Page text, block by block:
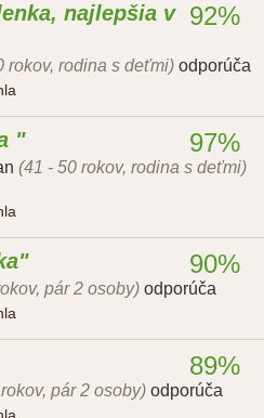
najlepšia v
rokov, rodina s deťmi) odporúča
92%
(41 - 50 rokov, rodina s deťmi)
97%
pár 2 osoby) odporúča
90%
pár 2 osoby) odporúča
89%